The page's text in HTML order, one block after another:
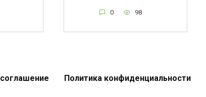
0 98
Политика конфиденциальности